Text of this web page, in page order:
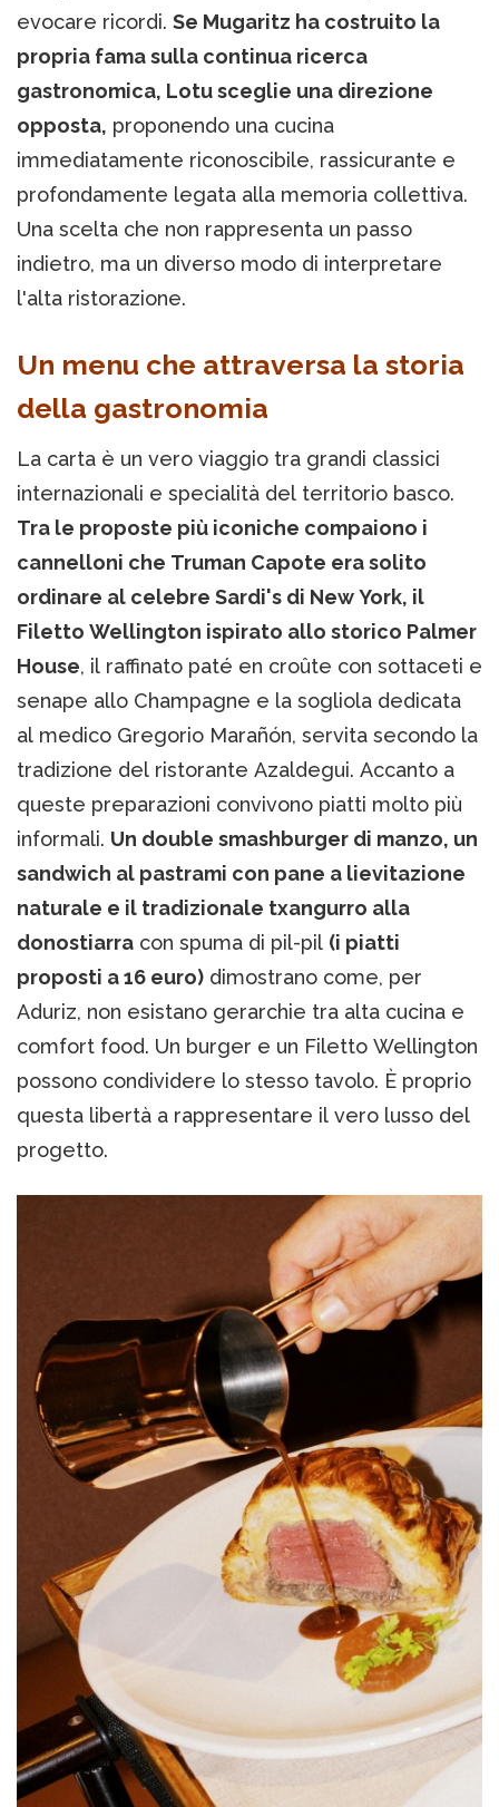
evocare ricordi. Se Mugaritz ha costruito la
propria fama sulla continua ricerca
gastronomica, Lotu sceglie una direzione
opposta, proponendo una cucina
immediatamente riconoscibile, rassicurante e
profondamente legata alla memoria collettiva.
Una scelta che non rappresenta un passo
indietro, ma un diverso modo di interpretare
l'alta ristorazione.
Un menu che attraversa la storia
della gastronomia
La carta è un vero viaggio tra grandi classici
internazionali e specialità del territorio basco.
Tra le proposte più iconiche compaiono i
cannelloni che Truman Capote era solito
ordinare al celebre Sardi's di New York, il
Filetto Wellington ispirato allo storico Palmer
House, il raffinato paté en croûte con sottaceti e
senape allo Champagne e la sogliola dedicata
al medico Gregorio Marañón, servita secondo la
tradizione del ristorante Azaldegui. Accanto a
queste preparazioni convivono piatti molto più
informali. Un double smashburger di manzo, un
sandwich al pastrami con pane a lievitazione
naturale e il tradizionale txangurro alla
donostiarra con spuma di pil-pil (i piatti
proposti a 16 euro) dimostrano come, per
Aduriz, non esistano gerarchie tra alta cucina e
comfort food. Un burger e un Filetto Wellington
possono condividere lo stesso tavolo. È proprio
questa libertà a rappresentare il vero lusso del
progetto.